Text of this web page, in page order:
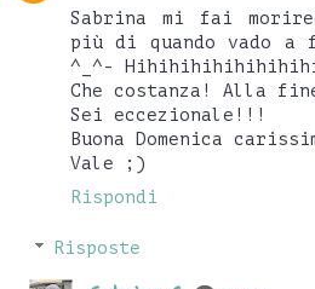
Sabrina mi fai
più di quando vado
^_^-
Che costanza! Alla
Sei eccezionale!!!
Buona Domenica
Vale ;)
Rispondi
Risposte